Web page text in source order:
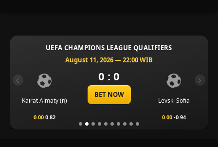
UEFA CHAMPIONS LEAGUE QUALIFIERS
August 11, 2026 — 22:00 WIB
Kairat Almaty (n)
0 : 0
BET NOW
Levski Sofia
0.00 0.82 0.00 -0.94
Previous Next